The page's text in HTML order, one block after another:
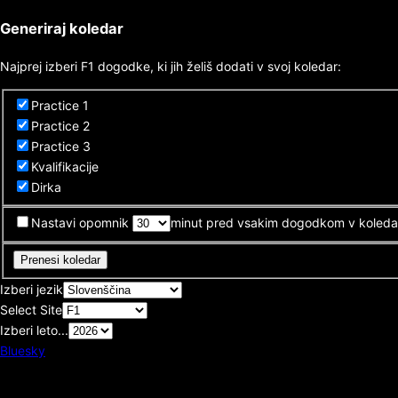
Generiraj koledar
Najprej izberi F1 dogodke, ki jih želiš dodati v svoj koledar:
Practice 1
Practice 2
Practice 3
Kvalifikacije
Dirka
Nastavi opomnik minut pred vsakim dogodkom v
Prenesi koledar
Izberi jezik
Select Site
Izberi leto...
Bluesky